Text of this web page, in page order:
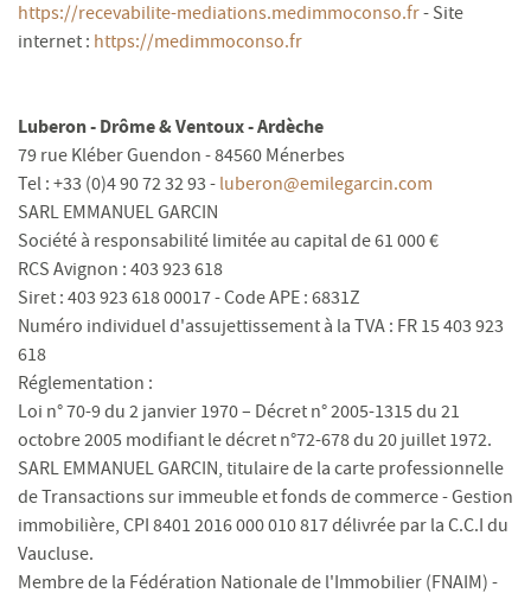
https://recevabilite-mediations.medimmoconso.fr- Site
internet : https://medimmoconso.fr
Luberon - Drôme & Ventoux - Ardèche
79 rue Kléber Guendon - 84560 Ménerbes
Tel : +33 (0)4 90 72 32 93 - luberon@emilegarcin.com
SARL EMMANUEL GARCIN
Société à responsabilité limitée au capital de 61 000 €
RCS Avignon : 403 923 618
Siret : 403 923 618 00017 - Code APE : 6831Z
Numéro individuel d'assujettissement à la TVA : FR 15 403 923
618
Réglementation :
Loi n° 70-9 du 2 janvier 1970 – Décret n° 2005-1315 du 21
octobre 2005 modifiant le décret n°72-678 du 20 juillet 1972.
SARL EMMANUEL GARCIN, titulaire de la carte professionnelle
de Transactions sur immeuble et fonds de commerce - Gestion
immobilière, CPI 8401 2016 000 010 817 délivrée par la C.C.I du
Vaucluse.
Membre de la Fédération Nationale de l'Immobilier (FNAIM) -